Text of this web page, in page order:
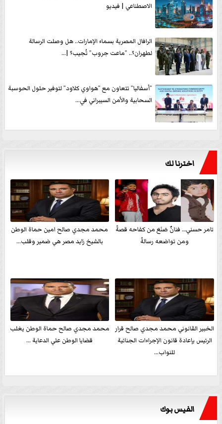
الاصطناعي | فيديو
الرافال المصرية بسماء الإمارات.. هل وصلت الرسالة
لطهران؟.. ”ماعت جروب” تُجيب؟ |...
”أسفاليا” تتعاون مع ”هواوي كلاود” لتوفير حلول الحوسبة
السحابية والأمن السيبراني في...
اخترنا لك
تامر حسني… فنانٌ صَنَعَ من كفاحه قصةً
ومن تواضعه رسالةً
محمد مجدي صالح امين حماة الوطن
بالشيخ زايد مصر هي ضمير وقلب...
الخبير القانوني محمد مجدي صالح قرار
الرئيس بإعادة قانون الإجراءات الجنائية
للنواب...
محمد مجدي صالح حماة الوطن يغلب
قضايا الوطن علي الدعاية ...
الفيس بوك